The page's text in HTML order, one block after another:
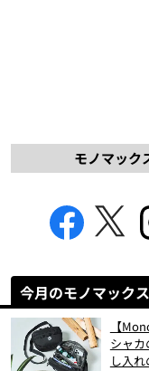
モノマック
今月のモノマック
【
シャ
し入